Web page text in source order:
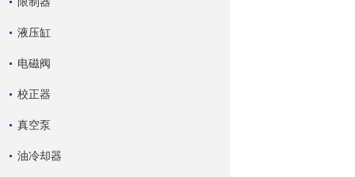
液压缸
电磁阀
校正器
真空泵
油冷却器